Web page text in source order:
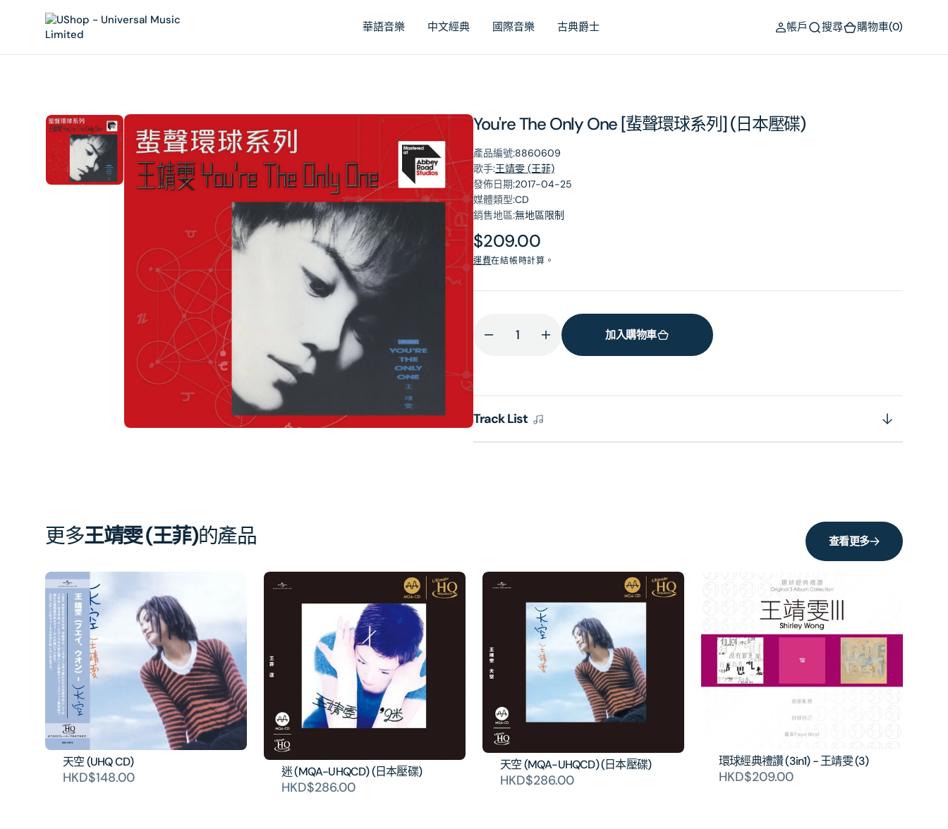
華語音樂 中文經典 國際音樂 古典爵士 帳戶 搜尋 購物車(0)
You're The Only One [蜚聲環球系列] (日本壓碟)
產品編號:8860609
歌手:王靖雯 (王菲)
發佈日期:2017-04-25
媒體類型:CD
銷售地區:無地區限制
原
價
$209.00
運費在結帳時計算。
The
Only
本
數
量
增
The
壓
碟)
的
數
量
加入購物車
Track List
在
相
中
開
啟
1
張
更多王靖雯 (王菲)的產品 查看更多
天空 (UHQ CD)
HKD$148.00 迷 (MQA-UHQCD) (日本壓碟)
HKD$286.00
天空 (MQA-UHQCD) (日本壓碟)
HKD$286.00
環球經典禮讚 (3in1) - 王靖雯 (3)
HKD$209.00